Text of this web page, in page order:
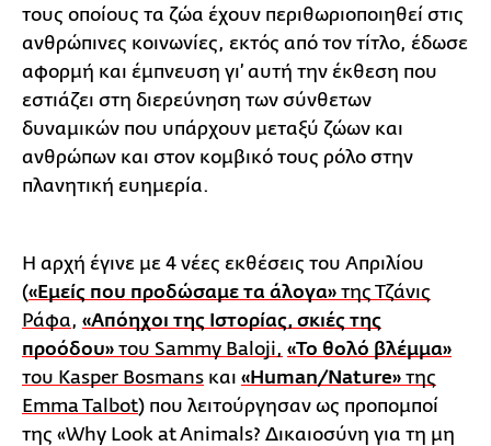
τους οποίους τα ζώα έχουν περιθωριοποιηθεί στις
ανθρώπινες κοινωνίες, εκτός από τον τίτλο, έδωσε
αφορμή και έμπνευση γι’ αυτή την έκθεση που
εστιάζει στη διερεύνηση των σύνθετων
δυναμικών που υπάρχουν μεταξύ ζώων και
ανθρώπων και στον κομβικό τους ρόλο στην
πλανητική ευημερία.
Η αρχή έγινε με 4 νέες εκθέσεις του Απριλίου
(«Εμείς που προδώσαμε τα άλογα» της Τζάνις
Ράφα, «Απόηχοι της Ιστορίας, σκιές της
προόδου» του Sammy Baloji, «Το θολό βλέμμα»
του Kasper Bosmans και «Human/Nature» της
Emma Talbot) που λειτούργησαν ως προπομποί
της «Why Look at Animals? Δικαιοσύνη για τη μη